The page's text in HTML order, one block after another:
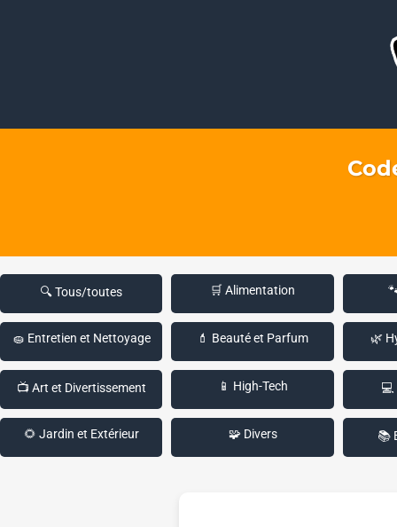
🔍 Tous/toutes 🛒 Alimentation
🧽 Entretien et Nettoyage 💄 Beauté et Parfum 🌿
📺 Art et Divertissement 📱 High-Tech 💻
🌻 Jardin et Extérieur 🧩 Divers 📚